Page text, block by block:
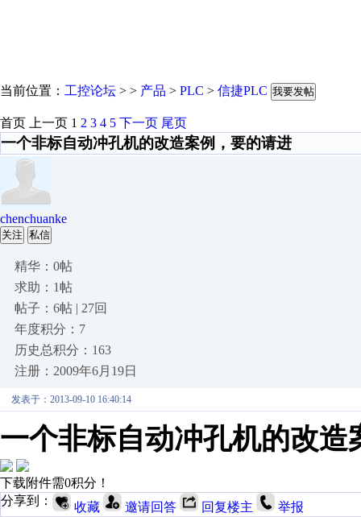
当前位置： 工控论坛 > > 产品 > PLC > 信捷PLC 我要发帖
首页 上一页 1 2 3 4 5 下一页 尾页
一个非标自动冲孔机的改造案例，要的请进
chenchuanke
关注 私信
精华：0帖
求助：1帖
帖子：6帖 | 27回
年度积分：7
历史总积分：163
注册：2009年6月19日
发表于：2013-09-10 16:40:14
一个非标自动冲孔机的改造
下载附件需0积分！
分享到：
收藏 邀请回答 回复楼主 举报